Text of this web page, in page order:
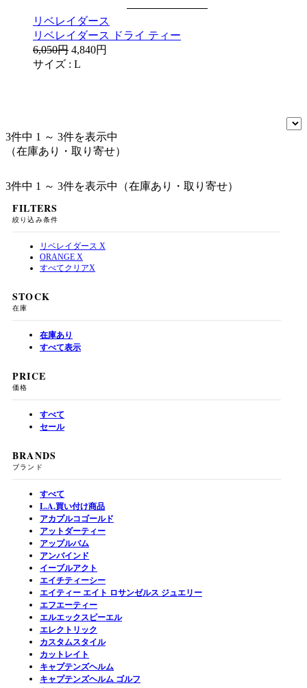
リベレイダース
リベレイダース ドライ ティー
6,050円 4,840円
サイズ : L
3件中 1 ～ 3件を表示中
（在庫あり・取り寄せ）
3件中 1 ～ 3件を表示中（在庫あり・取り寄せ）
FILTERS
絞り込み条件
リベレイダース X
ORANGE X
すべてクリアX
STOCK
在庫
在庫あり
すべて表示
PRICE
価格
すべて
セール
BRANDS
ブランド
すべて
L.A.買い付け商品
アカプルコゴールド
アットダーティー
アップルバム
アンバインド
イーブルアクト
エイチティーシー
エイティー エイト ロサンゼルス ジュエリー
エフエーティー
エルエックスピーエル
エレクトリック
カスタムスタイル
カットレイト
キャプテンズヘルム
キャプテンズヘルム ゴルフ